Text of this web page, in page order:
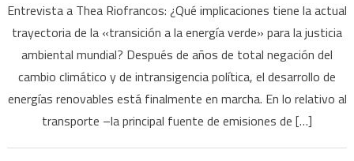
Entrevista a Thea Riofrancos: ¿Qué implicaciones tiene la actual
trayectoria de la «transición a la energía verde» para la justicia
ambiental mundial? Después de años de total negación del
cambio climático y de intransigencia política, el desarrollo de
energías renovables está finalmente en marcha. En lo relativo al
transporte –la principal fuente de emisiones de […]